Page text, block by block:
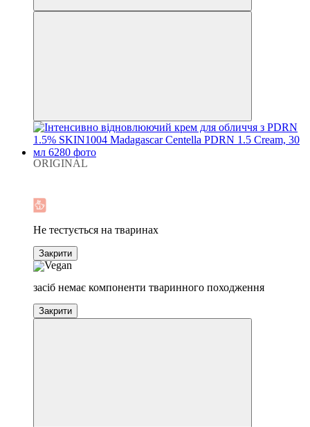
ORIGINAL
Не тестується на тваринах
Закрити
засіб немає компоненти тваринного походження
Закрити